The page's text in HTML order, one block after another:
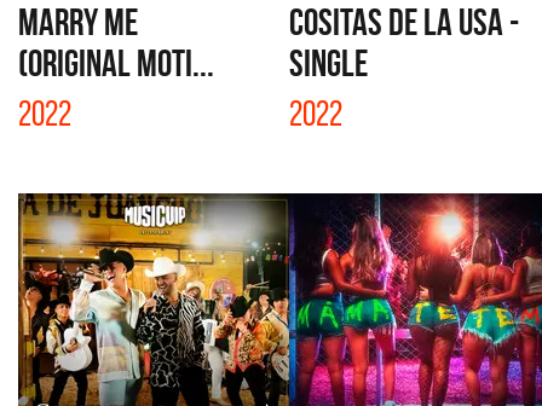
MARRY ME
(ORIGINAL MOTI...
2022
COSITAS DE LA USA -
SINGLE
2022